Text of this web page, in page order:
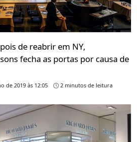
de reabrir em NY,
fecha as portas por causa de
de 2019 às 12:05 2 minutos de leitura